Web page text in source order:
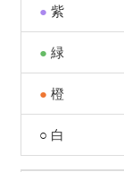
● 紫
● 緑
● 橙
○ 白